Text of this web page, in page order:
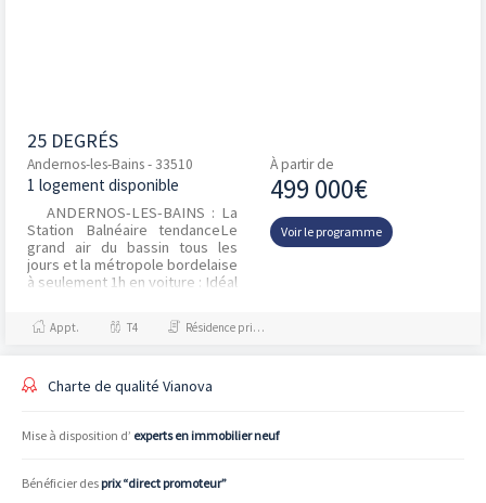
25 DEGRÉS
Andernos-les-Bains - 33510
1 logement disponible
ANDERNOS-LES-BAINS : La
Station Balnéaire tendanceLe
grand air du bassin tous les
jours et la métropole bordelaise
à seulement 1h en voiture : Idéal
À partir de
499 000€
Voir le programme
Appt. T4 Résidence principale / PTZ, Investissement et Défiscalisation
Charte de qualité Vianova
Mise à disposition d’ experts en immobilier neuf
Bénéficier des prix “direct promoteur”